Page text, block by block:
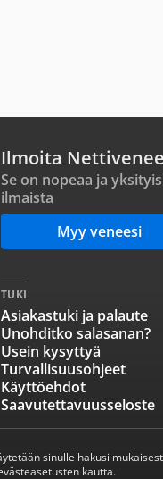
Ilmoita
Se on nopeaa ja
ilmaista
Myy veneesi
TUKI
Asiakastuki ja palaute
Unohditko salasanan?
Usein kysyttyä
Turvallisuusohjeet
Käyttöehdot
Saavutettavuusseloste
sinulle hakusi
kautta.